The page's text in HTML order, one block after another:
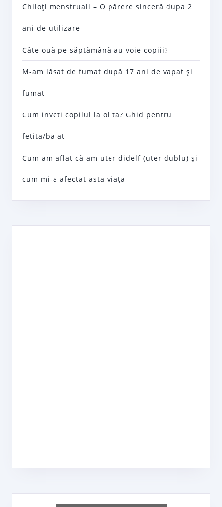
Chiloţi menstruali – O părere sinceră dupa 2
ani de utilizare
Câte ouă pe săptămână au voie copiii?
M-am lăsat de fumat după 17 ani de vapat şi
fumat
Cum inveti copilul la olita? Ghid pentru
fetita/baiat
Cum am aflat că am uter didelf (uter dublu) şi
cum mi-a afectat asta viaţa